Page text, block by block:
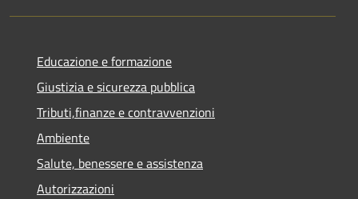
Educazione e formazione
Giustizia e sicurezza pubblica
Tributi,finanze e contravvenzioni
Ambiente
Salute, benessere e assistenza
Autorizzazioni